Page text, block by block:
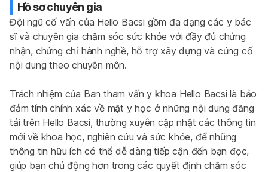
Hồ sơ chuyên gia
Đội ngũ cố vấn của Hello Bacsi gồm đa dạng các y bác
sĩ và chuyên gia chăm sóc sức khỏe với đầy đủ chứng
nhận, chứng chỉ hành nghề, hỗ trợ xây dựng và củng cố
nội dung theo chuyên môn.
Trách nhiệm của Ban tham vấn y khoa Hello Bacsi là bảo
đảm tính chính xác về mặt y học ở những nội dung đăng
tải trên Hello Bacsi, thường xuyên cập nhật các thông tin
mới về khoa học, nghiên cứu và sức khỏe, để những
thông tin hữu ích có thể dễ dàng tiếp cận đến bạn đọc,
giúp bạn chủ động hơn trong các quyết định chăm sóc